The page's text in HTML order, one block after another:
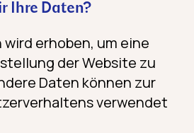
Ihre Daten?
wird erhoben, um eine
der Website zu
Daten können zur
verwendet